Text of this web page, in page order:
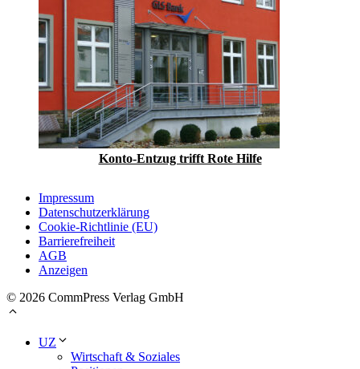
Konto-Entzug trifft Rote Hilfe
Impressum
Datenschutzerklärung
Cookie-Richtlinie (EU)
Barrierefreiheit
AGB
Anzeigen
© 2026 CommPress Verlag GmbH
UZ
Wirtschaft & Soziales